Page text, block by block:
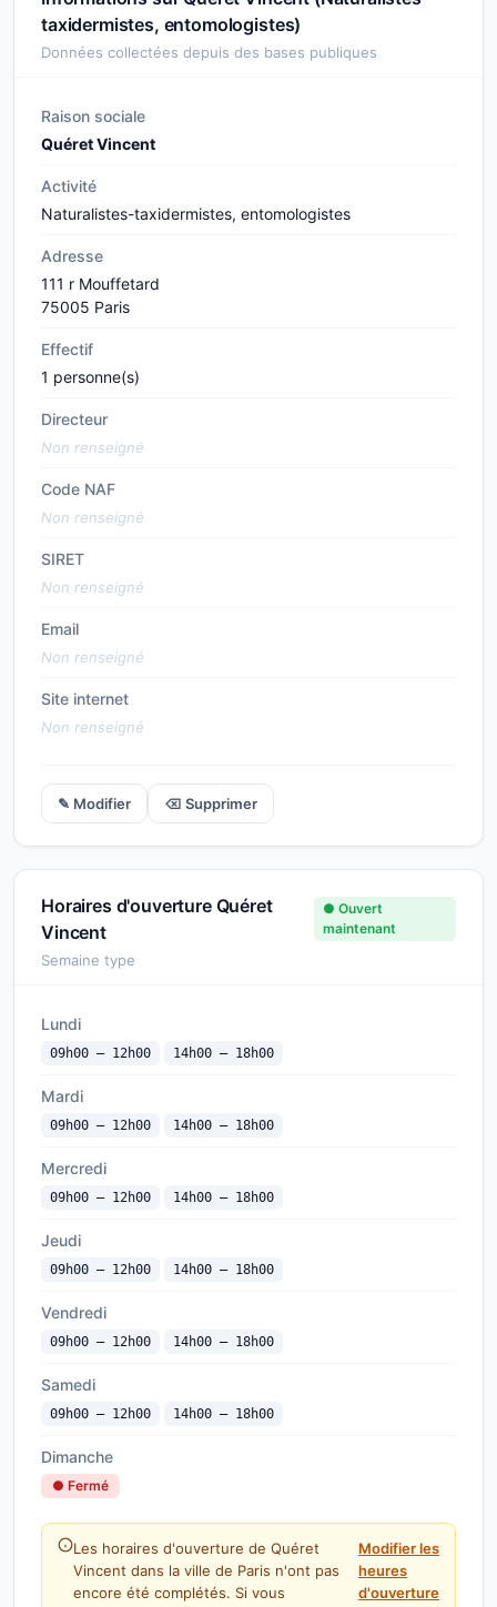
taxidermistes, entomologistes)
Données collectées depuis des bases publiques
Raison sociale
Quéret Vincent
Activité
Naturalistes-taxidermistes, entomologistes
Adresse
111 r Mouffetard
75005 Paris
Effectif
1 personne(s)
Directeur
Non renseigné
Code NAF
Non renseigné
SIRET
Non renseigné
Email
Non renseigné
Site internet
Non renseigné
✎ Modifier ⌫ Supprimer
Horaires d'ouverture Quéret
Vincent
● Ouvert
maintenant
Semaine type
Lundi
09h00 — 12h00 14h00 — 18h00
Mardi
09h00 — 12h00 14h00 — 18h00
Mercredi
09h00 — 12h00 14h00 — 18h00
Jeudi
09h00 — 12h00 14h00 — 18h00
Vendredi
09h00 — 12h00 14h00 — 18h00
Samedi
09h00 — 12h00 14h00 — 18h00
Dimanche
● Fermé
Les horaires d'ouverture de Quéret
Vincent dans la ville de Paris n'ont pas
encore été complétés. Si vous
Modifier les
heures
d'ouverture